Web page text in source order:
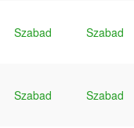
Szabad Szabad
Szabad Szabad